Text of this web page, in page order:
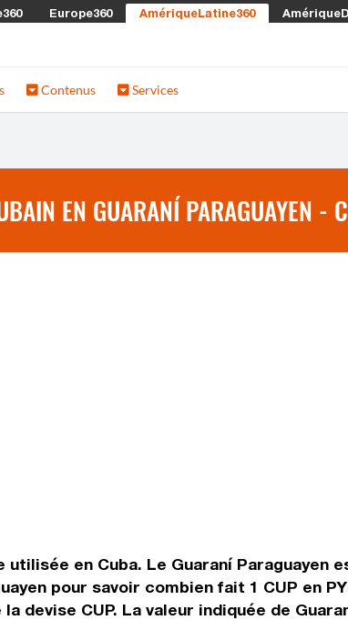
Europe360 AmériqueLatine360
Contenus Services
EN GUARANÍ PARAGUAYEN -
utilisée en Cuba. Le Guaraní
pour savoir combien fait 1 CUP en
devise CUP. La valeur indiquée de